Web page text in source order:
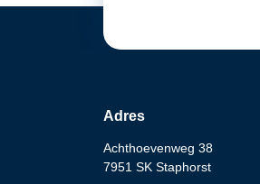
Adres
Achthoevenweg 38
7951 SK Staphorst